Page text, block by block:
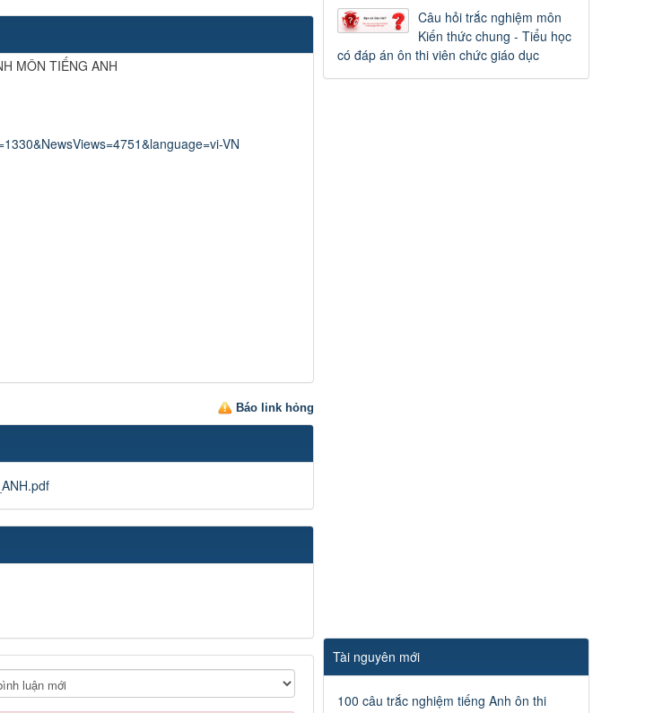
MÔN TIẾNG ANH
VN
Báo link hỏng
Câu hỏi trắc nghiệm môn
Kiến thức chung - Tiểu học
có đáp án ôn thi viên chức giáo dục
Tài nguyên mới
100 câu trắc nghiệm tiếng Anh ôn thi